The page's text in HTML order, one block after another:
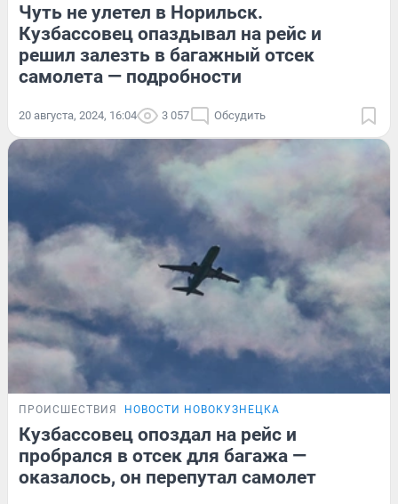
Чуть не улетел в Норильск.
Кузбассовец опаздывал на рейс и
решил залезть в багажный отсек
самолета — подробности
20 августа, 2024, 16:04 3 057 Обсудить
ПРОИСШЕСТВИЯ НОВОСТИ НОВОКУЗНЕЦКА
Кузбассовец опоздал на рейс и
пробрался в отсек для багажа —
оказалось, он перепутал самолет